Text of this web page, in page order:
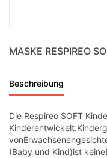
MASKE RESPIREO
Beschreibung
Die Respireo SOFT
(Baby und Kind)ist